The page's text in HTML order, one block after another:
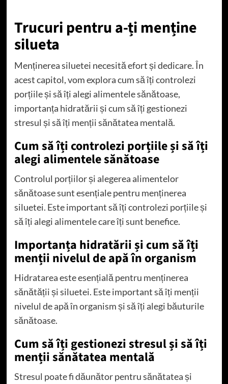
Trucuri pentru a-ți menține
silueta
Menținerea siluetei necesită efort și dedicare. În
acest capitol, vom explora cum să îți controlezi
porțiile și să îți alegi alimentele sănătoase,
importanța hidratării și cum să îți gestionezi
stresul și să îți menții sănătatea mentală.
Cum să îți controlezi porțiile și să îți
alegi alimentele sănătoase
Controlul porțiilor și alegerea alimentelor
sănătoase sunt esențiale pentru menținerea
siluetei. Este important să îți controlezi porțiile și
să îți alegi alimentele care îți sunt benefice.
Importanța hidratării și cum să îți
menții nivelul de apă în organism
Hidratarea este esențială pentru menținerea
sănătății și siluetei. Este important să îți menții
nivelul de apă în organism și să îți alegi băuturile
sănătoase.
Cum să îți gestionezi stresul și să îți
menții sănătatea mentală
Stresul poate fi dăunător pentru sănătatea și